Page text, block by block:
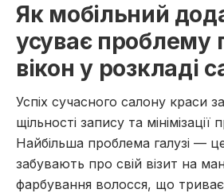
Як мобільний
усуває проблему
вікон у розкладі
Успіх сучасного салону краси
щільності запису та мінімізації
Найбільша проблема галузі — це
забувають про свій візит на
фарбування волосся, що